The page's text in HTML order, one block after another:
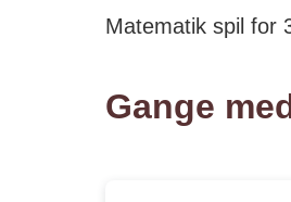
Matematik spil for
Gange